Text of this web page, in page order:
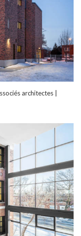
architectes |